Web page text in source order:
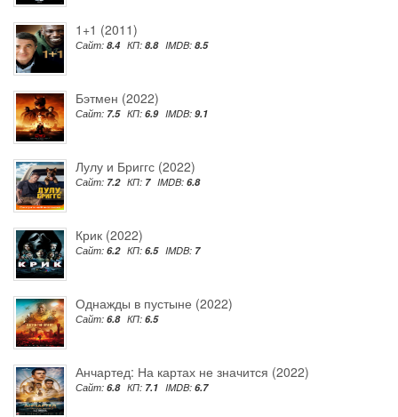
1+1 (2011)
Сайт: 8.4 КП: 8.8 IMDB: 8.5
Бэтмен (2022)
Сайт: 7.5 КП: 6.9 IMDB: 9.1
Лулу и Бриггс (2022)
Сайт: 7.2 КП: 7 IMDB: 6.8
Крик (2022)
Сайт: 6.2 КП: 6.5 IMDB: 7
Однажды в пустыне (2022)
Сайт: 6.8 КП: 6.5
Анчартед: На картах не значится (2022)
Сайт: 6.8 КП: 7.1 IMDB: 6.7